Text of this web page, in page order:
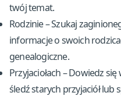
twój temat.
Rodzinie – Szukaj
informacje o swoich
genealogiczne.
Przyjaciołach – Dowiedz
śledź starych przyjaciół